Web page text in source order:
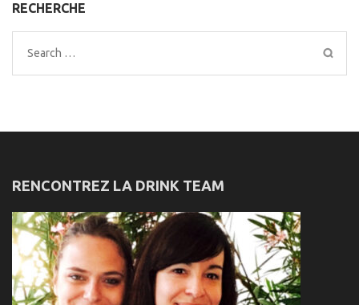
RECHERCHE
Search
for:
RENCONTREZ LA DRINK TEAM